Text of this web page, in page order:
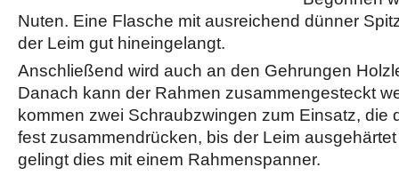
Nuten. Eine Flasche mit ausreichend dünner
der Leim gut hineingelangt.
Anschließend wird auch an den Gehrungen
Danach kann der Rahmen zusammengesteckt
kommen zwei Schraubzwingen zum Einsatz, die
fest zusammendrücken, bis der Leim
gelingt dies mit einem Rahmenspanner.